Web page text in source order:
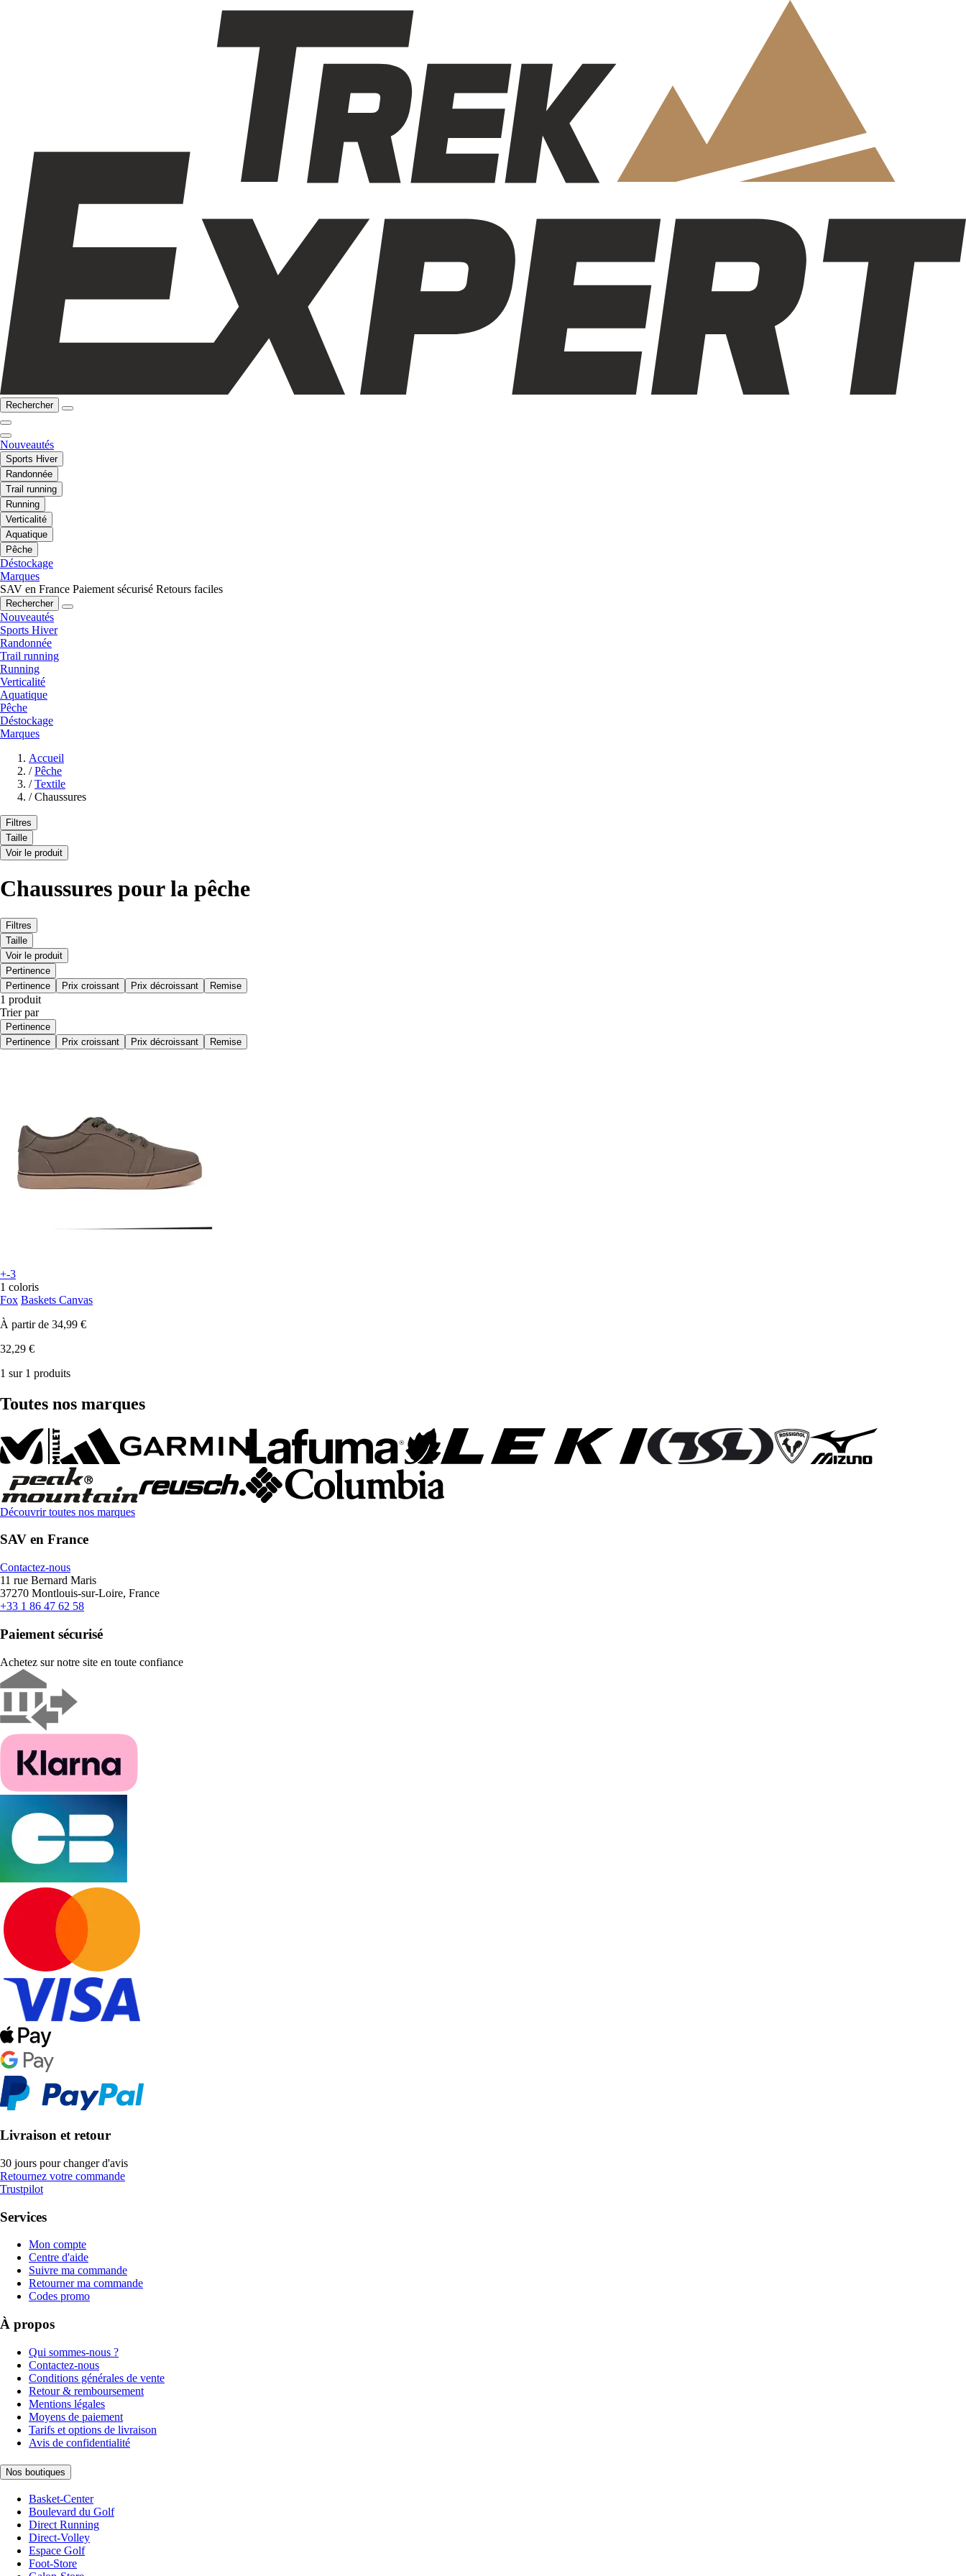
Rechercher
Nouveautés
Sports Hiver
Randonnée
Trail running
Running
Verticalité
Aquatique
Pêche
Déstockage
Marques
SAV en France Paiement sécurisé Retours faciles
Rechercher
Nouveautés
Sports Hiver
Randonnée
Trail running
Running
Verticalité
Aquatique
Pêche
Déstockage
Marques
Accueil
/ Pêche
/ Textile
/ Chaussures
Filtres
Taille
Voir le produit
Chaussures pour la pêche
Filtres
Taille
Voir le produit
Pertinence
Pertinence
Prix croissant Prix décroissant Remise
1 produit
Trier par
Pertinence
Pertinence
Prix croissant Prix décroissant Remise
+-3
1 coloris
Fox Baskets Canvas
À partir de 34,99 €
32,29 €
1 sur 1 produits
Toutes nos marques
Découvrir toutes nos marques
SAV en France
Contactez-nous
11 rue Bernard Maris
37270 Montlouis-sur-Loire, France
+33 1 86 47 62 58
Paiement sécurisé
Achetez sur notre site en toute confiance
Livraison et retour
30 jours pour changer d'avis
Retournez votre commande
Trustpilot
Services
Mon compte
Centre d'aide
Suivre ma commande
Retourner ma commande
Codes promo
À propos
Qui sommes-nous ?
Contactez-nous
Conditions générales de vente
Retour & remboursement
Mentions légales
Moyens de paiement
Tarifs et options de livraison
Avis de confidentialité
Nos boutiques
Basket-Center
Boulevard du Golf
Direct Running
Direct-Volley
Espace Golf
Foot-Store